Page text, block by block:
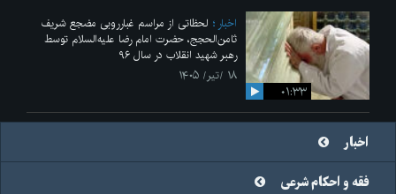
۰۱:۳۳
اخبار
لحظاتی از مراسم غبارروبی مضجع شریف
ثامن‌الحجج، حضرت امام رضا علیه‌السلام توسط
رهبر شهید انقلاب در سال ۹۶
۱۸ /تیر/ ۱۴۰۵
اخبار
فقه و احکام شرعی